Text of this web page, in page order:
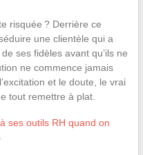
risquée ? Derrière ce
une clientèle qui a
ses fidèles avant qu’ils ne
ne commence jamais
et le doute, le vrai
tout remettre à plat.
ses outils RH quand on